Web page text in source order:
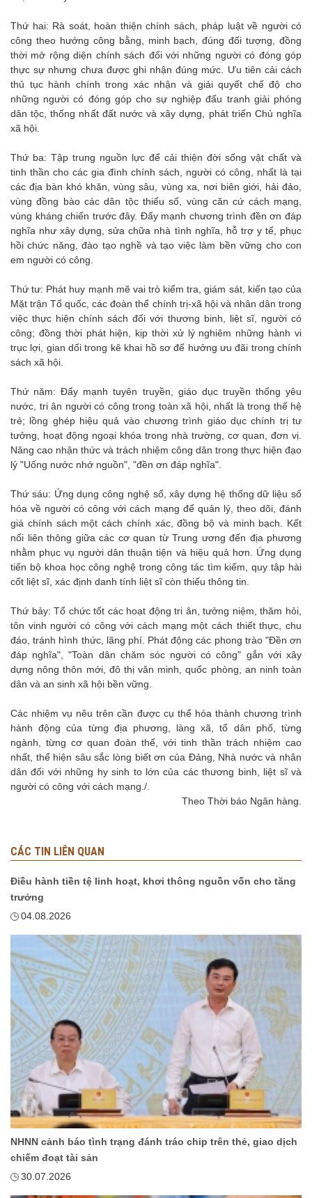
Thứ hai: Rà soát, hoàn thiện chính sách, pháp luật về người có
công theo hướng công bằng, minh bạch, đúng đối tượng, đồng
thời mở rộng diện chính sách đối với những người có đóng góp
thực sự nhưng chưa được ghi nhận đúng mức. Ưu tiên cải cách
thủ tục hành chính trong xác nhận và giải quyết chế độ cho
những người có đóng góp cho sự nghiệp đấu tranh giải phóng
dân tộc, thống nhất đất nước và xây dựng, phát triển Chủ nghĩa
xã hội.
Thứ ba: Tập trung nguồn lực để cải thiện đời sống vật chất và
tinh thần cho các gia đình chính sách, người có công, nhất là tại
các địa bàn khó khăn, vùng sâu, vùng xa, nơi biên giới, hải đảo,
vùng đồng bào các dân tộc thiểu số, vùng căn cứ cách mạng,
vùng kháng chiến trước đây. Đẩy mạnh chương trình đền ơn đáp
nghĩa như xây dựng, sửa chữa nhà tình nghĩa, hỗ trợ y tế, phục
hồi chức năng, đào tạo nghề và tạo việc làm bền vững cho con
em người có công.
Thứ tư: Phát huy mạnh mẽ vai trò kiểm tra, giám sát, kiến tạo của
Mặt trận Tổ quốc, các đoàn thể chính trị-xã hội và nhân dân trong
việc thực hiện chính sách đối với thương binh, liệt sĩ, người có
công; đồng thời phát hiện, kịp thời xử lý nghiêm những hành vi
trục lợi, gian dối trong kê khai hồ sơ để hưởng ưu đãi trong chính
sách xã hội.
Thứ năm: Đẩy mạnh tuyên truyền, giáo dục truyền thống yêu
nước, tri ân người có công trong toàn xã hội, nhất là trong thế hệ
trẻ; lồng ghép hiệu quả vào chương trình giáo dục chính trị tư
tưởng, hoạt động ngoại khóa trong nhà trường, cơ quan, đơn vị.
Nâng cao nhận thức và trách nhiệm công dân trong thực hiện đạo
lý "Uống nước nhớ nguồn", "đền ơn đáp nghĩa".
Thứ sáu: Ứng dụng công nghệ số, xây dựng hệ thống dữ liệu số
hóa về người có công với cách mạng để quản lý, theo dõi, đánh
giá chính sách một cách chính xác, đồng bộ và minh bạch. Kết
nối liên thông giữa các cơ quan từ Trung ương đến địa phương
nhằm phục vụ người dân thuận tiện và hiệu quả hơn. Ứng dụng
tiến bộ khoa học công nghệ trong công tác tìm kiếm, quy tập hài
cốt liệt sĩ, xác định danh tính liệt sĩ còn thiếu thông tin.
Thứ bảy: Tổ chức tốt các hoạt động tri ân, tưởng niệm, thăm hỏi,
tôn vinh người có công với cách mạng một cách thiết thực, chu
đáo, tránh hình thức, lãng phí. Phát động các phong trào "Đền ơn
đáp nghĩa", "Toàn dân chăm sóc người có công" gắn với xây
dựng nông thôn mới, đô thị văn minh, quốc phòng, an ninh toàn
dân và an sinh xã hội bền vững.
Các nhiệm vụ nêu trên cần được cụ thể hóa thành chương trình
hành động của từng địa phương, làng xã, tổ dân phố, từng
ngành, từng cơ quan đoàn thể, với tinh thần trách nhiệm cao
nhất, thể hiện sâu sắc lòng biết ơn của Đảng, Nhà nước và nhân
dân đối với những hy sinh to lớn của các thương binh, liệt sĩ và
người có công với cách mạng./.
Theo Thời báo Ngân hàng.
CÁC TIN LIÊN QUAN
Điều hành tiền tệ linh hoạt, khơi thông nguồn vốn cho tăng
trưởng
04.08.2026
NHNN cảnh báo tình trạng đánh tráo chip trên thẻ, giao dịch
chiếm đoạt tài sản
30.07.2026